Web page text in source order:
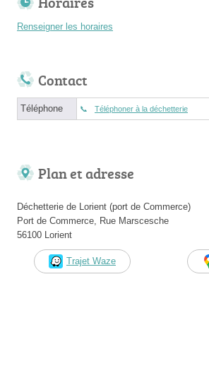
Renseigner les horaires
Contact
Téléphone Téléphoner à la déchetterie
Plan et adresse
Déchetterie de Lorient (port de Commerce)
Port de Commerce, Rue Marscesche
56100 Lorient
Trajet Waze